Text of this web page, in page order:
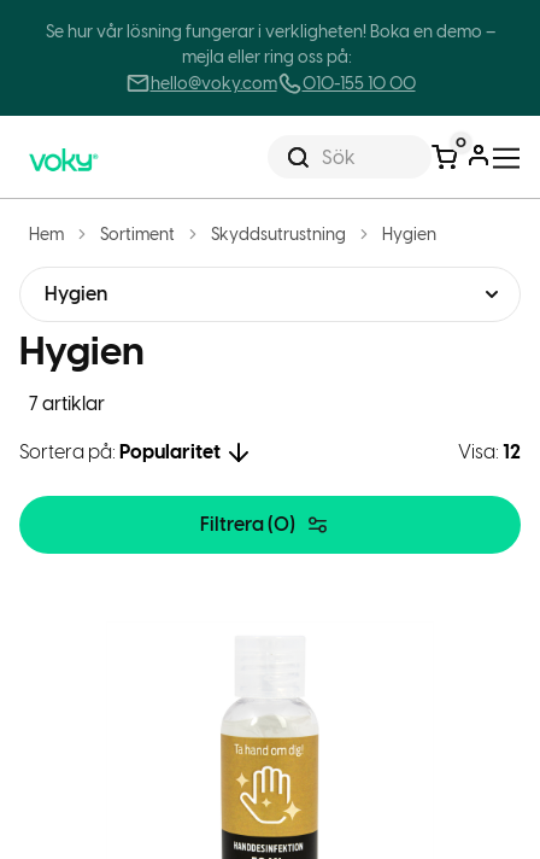
Se hur vår lösning fungerar i verkligheten! Boka en demo –
mejla eller ring oss på:
hello@voky.com
010-155 10 00
Sök
0
Hem Sortiment Skyddsutrustning Hygien
Hygien
7 artiklar
Hygien
Sortera på: Popularitet Visa: 12
Filtrera (0)